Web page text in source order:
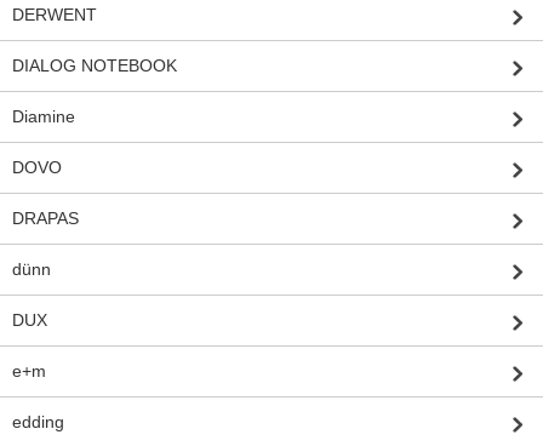
DERWENT
DIALOG NOTEBOOK
Diamine
DOVO
DRAPAS
dünn
DUX
e+m
edding